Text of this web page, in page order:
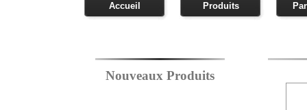
Accueil Produits
Nouveaux Produits